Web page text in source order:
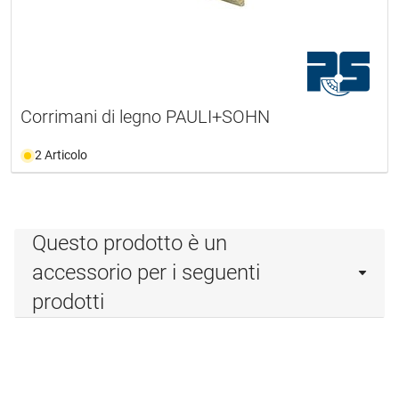
Corrimani di legno PAULI+SOHN
2 Articolo
Questo prodotto è un
accessorio per i seguenti
prodotti